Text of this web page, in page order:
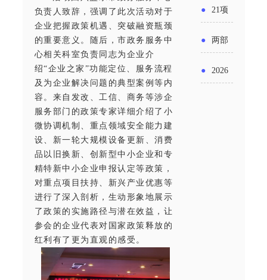
负责人致辞，强调了此次活动对于
企业把握政策机遇、突破融资瓶颈
的重要意义。随后，市政务服务中
心相关科室负责同志为企业介
绍“企业之家”功能定位、服务流程
及为企业解决问题的典型案例等内
容。来自发改、工信、商务等涉企
服务部门的政策专家详细介绍了小
微协调机制、重点领域安全能力建
设、新一轮大规模设备更新、消费
品以旧换新、创新型中小企业和专
精特新中小企业申报认定等政策，
对重点项目扶持、新兴产业优惠等
进行了深入剖析，生动形象地展示
了政策的实施路径与潜在效益，让
参会的企业代表对国家政策释放的
红利有了更为直观的感受。
额信贷
实施条
例新变
金投向
领域及
申报要
五”期间
支持科
● 21项
务培育
● 两部
● 2026